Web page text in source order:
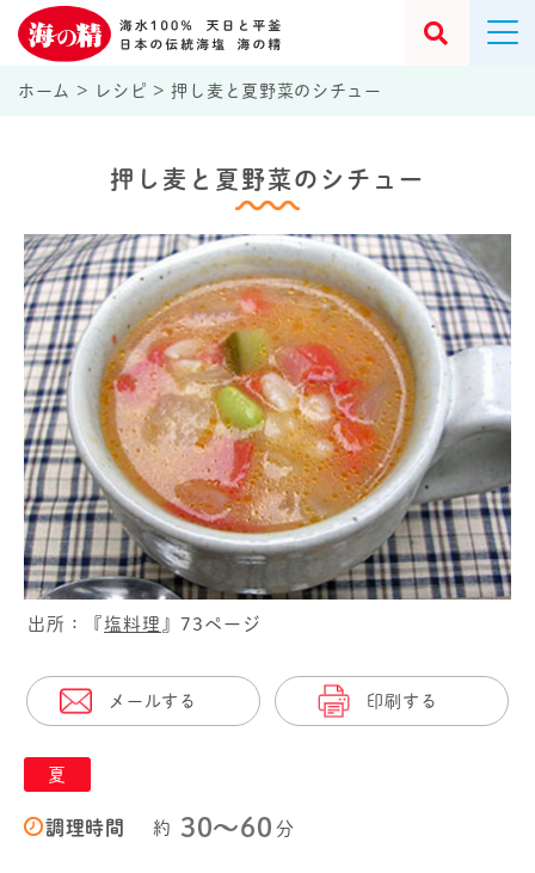
ホーム > レシピ >押し麦と夏野菜のシチュー
押し麦と夏野菜のシチュー
出所：『塩料理 』73ページ
メールする 印刷する
夏
調理時間 約 30〜60 分